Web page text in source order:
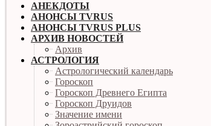
АНЕКДОТЫ
АНОНСЫ TVRUS
АНОНСЫ TVRUS PLUS
АРХИВ НОВОСТЕЙ
Архив
АСТРОЛОГИЯ
Астрологический календарь
Гороскоп
Гороскоп Древнего Египта
Гороскоп Друидов
Значение имени